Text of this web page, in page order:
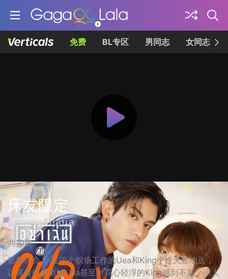
免费 BL专区 男同志 女同志
床友限定
อย่าเล่นกับอนล
共10集
影集简介： 在同个职场工作的Uea和King个性天差地远，
认真看待感情的Uea甚至对花心轻浮的King感到不屑。但人